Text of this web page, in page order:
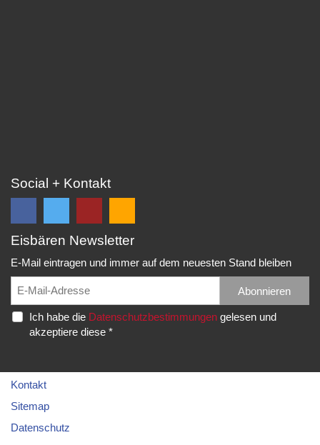
Social + Kontakt
Folge
auf
Facebook
und
erhalte
die
Folge
auf
Twitter
und
erhalte
die
EC
Eppelheim
Rudolf-
Diesel-
Str.
Eppelheim
Falls
unsere
Spielberichte,
etc.
Eisbären Newsletter
E-Mail eintragen und immer auf dem neuesten Stand bleiben
Abonnieren
Ich habe die Datenschutzbestimmungengelesen und
akzeptiere diese *
Kontakt
Sitemap
Datenschutz